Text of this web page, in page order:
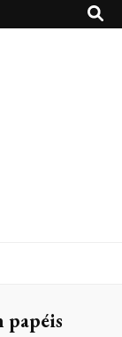
papéis